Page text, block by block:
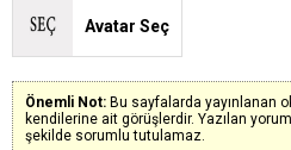
Avatar Seç
Önemli Not: Bu sayfalarda yayınlanan
kendilerine ait görüşlerdir. Yazılan
şekilde sorumlu tutulamaz.